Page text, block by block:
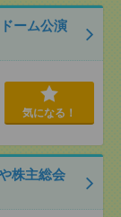
ーム公演
気になる！
株主総会